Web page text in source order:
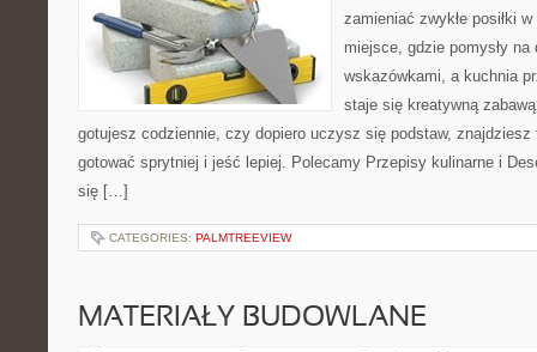
zamieniać zwykłe posiłki
miejsce, gdzie pomysły
wskazówkami, a kuchnia
staje się kreatywną
gotujesz codziennie, czy dopiero uczysz się podstaw,
gotować sprytniej i jeść lepiej. Polecamy Przepisy kulinarne i
się […]
CATEGORIES: PALMTREEVIEW
MATERIAŁY BUDOWLANE